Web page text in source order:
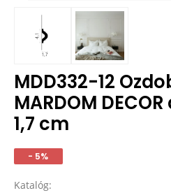
MDD332-12
MARDOM DECOR
1,7 cm
- 5%
Katalóg: